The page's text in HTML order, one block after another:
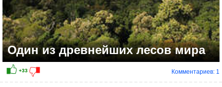
Один из древнейших лесов мира
Комментариев: 1